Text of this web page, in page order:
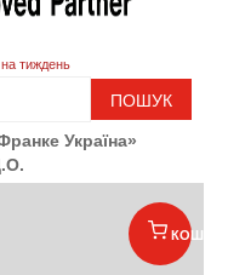
на тиждень
ПОШУК
Україна»
КОШИК